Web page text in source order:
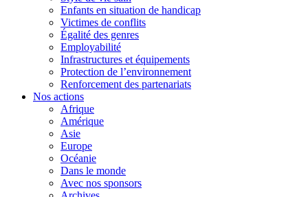
Enfants en situation de handicap
Victimes de conflits
Égalité des genres
Employabilité
Infrastructures et équipements
Protection de l’environnement
Renforcement des partenariats
Nos actions
Afrique
Amérique
Asie
Europe
Océanie
Dans le monde
Avec nos sponsors